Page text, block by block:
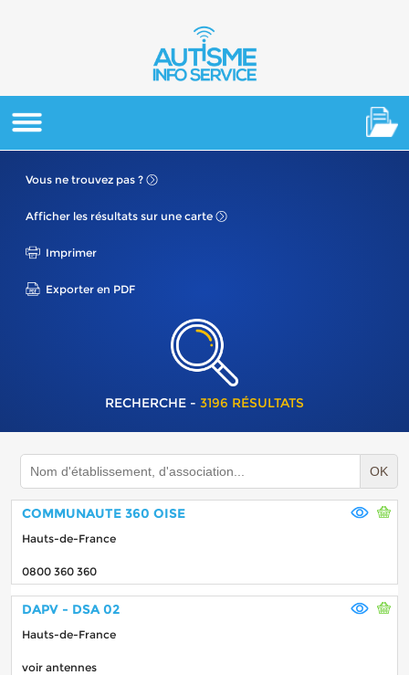
Vous ne trouvez pas ?
Afficher les résultats sur une carte
Imprimer
Exporter en PDF
RECHERCHE - 3196 RÉSULTATS
OK
COMMUNAUTE 360 OISE
Hauts-de-France
0800 360 360
DAPV - DSA 02
Hauts-de-France
voir antennes